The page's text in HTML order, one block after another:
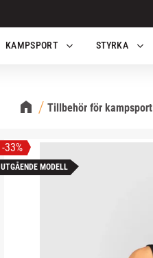
KAMPSPORT STYRKA
Tillbehör för kampsport
33%
UTGÅENDE MODELL